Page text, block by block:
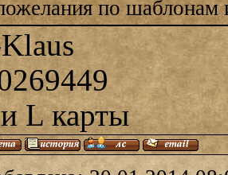
по шаблонам
L карты